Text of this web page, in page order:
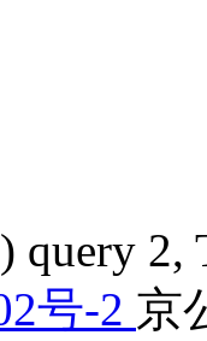
query
号-2 京